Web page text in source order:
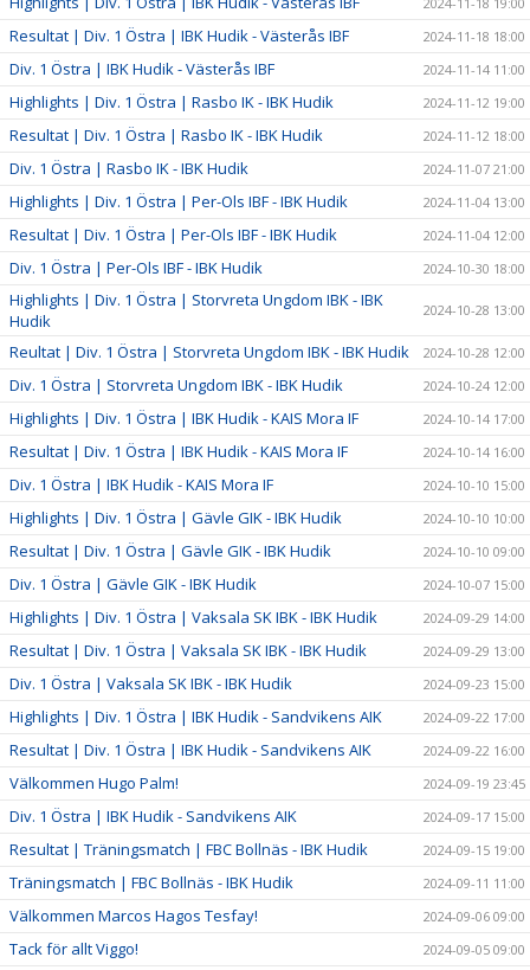
Resultat | Div. 1 Östra | IBK Hudik - Västerås IBF 2024-11-18 18:00
Div. 1 Östra | IBK Hudik - Västerås IBF 2024-11-14 11:00
Highlights | Div. 1 Östra | Rasbo IK - IBK Hudik 2024-11-12 19:00
Resultat | Div. 1 Östra | Rasbo IK - IBK Hudik 2024-11-12 18:00
Div. 1 Östra | Rasbo IK - IBK Hudik 2024-11-07 21:00
Highlights | Div. 1 Östra | Per-Ols IBF - IBK Hudik 2024-11-04 13:00
Resultat | Div. 1 Östra | Per-Ols IBF - IBK Hudik 2024-11-04 12:00
Div. 1 Östra | Per-Ols IBF - IBK Hudik 2024-10-30 18:00
Highlights | Div. 1 Östra | Storvreta Ungdom IBK - IBK
Hudik
2024-10-28 13:00
Reultat | Div. 1 Östra | Storvreta Ungdom IBK - IBK Hudik 2024-10-28 12:00
Div. 1 Östra | Storvreta Ungdom IBK - IBK Hudik 2024-10-24 12:00
Highlights | Div. 1 Östra | IBK Hudik - KAIS Mora IF 2024-10-14 17:00
Resultat | Div. 1 Östra | IBK Hudik - KAIS Mora IF 2024-10-14 16:00
Div. 1 Östra | IBK Hudik - KAIS Mora IF 2024-10-10 15:00
Highlights | Div. 1 Östra | Gävle GIK - IBK Hudik 2024-10-10 10:00
Resultat | Div. 1 Östra | Gävle GIK - IBK Hudik 2024-10-10 09:00
Div. 1 Östra | Gävle GIK - IBK Hudik 2024-10-07 15:00
Highlights | Div. 1 Östra | Vaksala SK IBK - IBK Hudik 2024-09-29 14:00
Resultat | Div. 1 Östra | Vaksala SK IBK - IBK Hudik 2024-09-29 13:00
Div. 1 Östra | Vaksala SK IBK - IBK Hudik 2024-09-23 15:00
Highlights | Div. 1 Östra | IBK Hudik - Sandvikens AIK 2024-09-22 17:00
Resultat | Div. 1 Östra | IBK Hudik - Sandvikens AIK 2024-09-22 16:00
Välkommen Hugo Palm! 2024-09-19 23:45
Div. 1 Östra | IBK Hudik - Sandvikens AIK 2024-09-17 15:00
Resultat | Träningsmatch | FBC Bollnäs - IBK Hudik 2024-09-15 19:00
Träningsmatch | FBC Bollnäs - IBK Hudik 2024-09-11 11:00
Välkommen Marcos Hagos Tesfay! 2024-09-06 09:00
Tack för allt Viggo! 2024-09-05 09:00